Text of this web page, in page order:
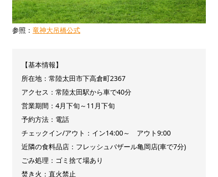
参照： 竜神大吊橋公式
【基本情報】
所在地：常陸太田市下高倉町2367
アクセス：常陸太田駅から車で40分
営業期間：4月下旬～11月下旬
予約方法：電話
チェックイン/アウト：イン14:00～ アウト9:00
近隣の食料品店：フレッシュバザール亀岡店(車で7分)
ごみ処理：ゴミ捨て場あり
焚き火：直火禁止